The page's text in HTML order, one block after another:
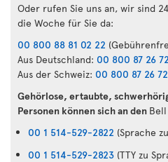
Oder rufen Sie uns an, wir sind
die Woche für Sie da:
00 800 88 81 02 22
Aus Deutschland: 00 800 87 26
Aus der Schweiz: 00 800 87 26
Gehörlose, ertaubte,
Personen können sich an den
00 1 514-529-2822 (Sprache
00 1 514-529-2823 (TTY zu